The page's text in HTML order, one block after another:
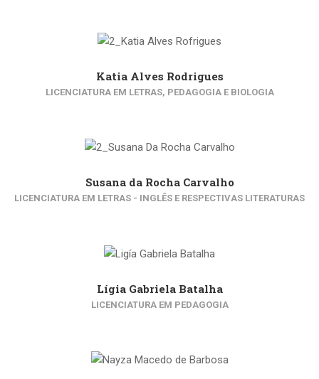
Katia Alves Rodrigues
LICENCIATURA EM LETRAS, PEDAGOGIA E BIOLOGIA
Susana da Rocha Carvalho
LICENCIATURA EM LETRAS - INGLÊS E RESPECTIVAS LITERATURAS
Lígia Gabriela Batalha
LICENCIATURA EM PEDAGOGIA